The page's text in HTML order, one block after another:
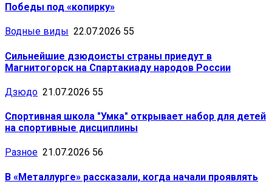
Победы под «копирку»
Водные виды 22.07.2026 55
Сильнейшие дзюдоисты страны приедут в
Магнитогорск на Спартакиаду народов России
Дзюдо 21.07.2026 55
Спортивная школа "Умка" открывает набор для детей
на спортивные дисциплины
Разное 21.07.2026 56
В «Металлурге» рассказали, когда начали проявлять